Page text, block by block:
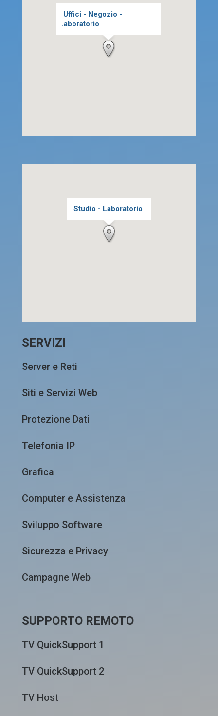
Uffici - Negozio -
Laboratorio
Studio - Laboratorio
SERVIZI
Server e Reti
Siti e Servizi Web
Protezione Dati
Telefonia IP
Grafica
Computer e Assistenza
Sviluppo Software
Sicurezza e Privacy
Campagne Web
SUPPORTO REMOTO
TV QuickSupport 1
TV QuickSupport 2
TV Host